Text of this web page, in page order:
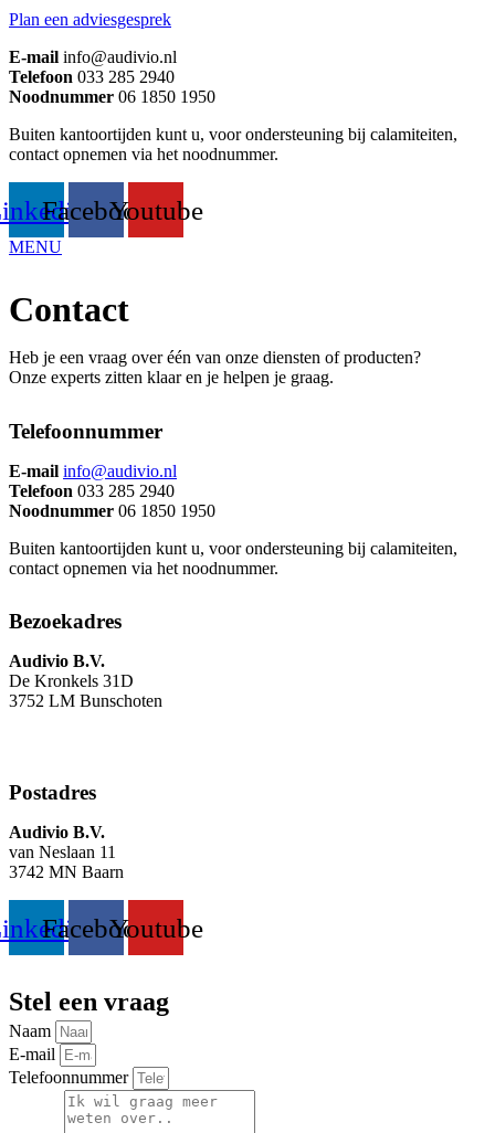
Plan een adviesgesprek
E-mail info@audivio.nl
Telefoon 033 285 2940
Noodnummer 06 1850 1950
Buiten kantoortijden kunt u, voor ondersteuning bij calamiteiten,
contact opnemen via het noodnummer.
FacebookYoutube
MENU
Contact
Heb je een vraag over één van onze diensten of producten?
Onze experts zitten klaar en je helpen je graag.
Telefoonnummer
E-mail info@audivio.nl
Telefoon 033 285 2940
Noodnummer 06 1850 1950
Buiten kantoortijden kunt u, voor ondersteuning bij calamiteiten,
contact opnemen via het noodnummer.
Bezoekadres
Audivio B.V.
De Kronkels 31D
3752 LM Bunschoten
Postadres
Audivio B.V.
van Neslaan 11
3742 MN Baarn
FacebookYoutube
Stel een vraag
Naam
E-mail
Telefoonnummer